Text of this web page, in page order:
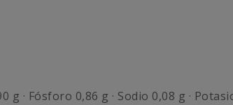
g · Fósforo 0,86 g · Sodio 0,08 g ·